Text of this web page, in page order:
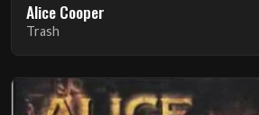
Alice Cooper
Trash